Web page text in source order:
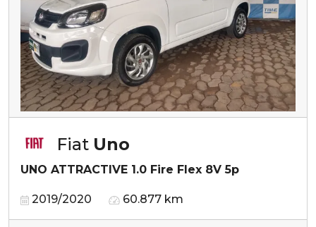
Fiat Uno
UNO ATTRACTIVE 1.0 Fire Flex 8V 5p
2019/2020 60.877 km